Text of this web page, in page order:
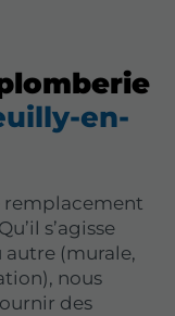
en-
remplacement
s’agisse
autre (murale,
nous
des